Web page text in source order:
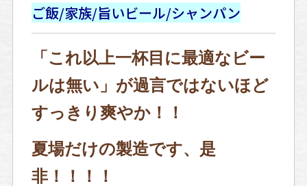
ご飯/家族/旨いビール/シャンパン
「これ以上一杯目に最適なビー
ルは無い」が過言ではないほど
すっきり爽やか！！
夏場だけの製造です、是
非！！！！